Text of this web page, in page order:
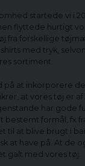
startede vi i
flyttede hurtigt
fra forskellige
med tryk,
sortiment.
på at inkorporere
at vores tøj er
har gode
bestemt formål, fx
til at blive brugt i
at have på. At de
galt med vores tøj.